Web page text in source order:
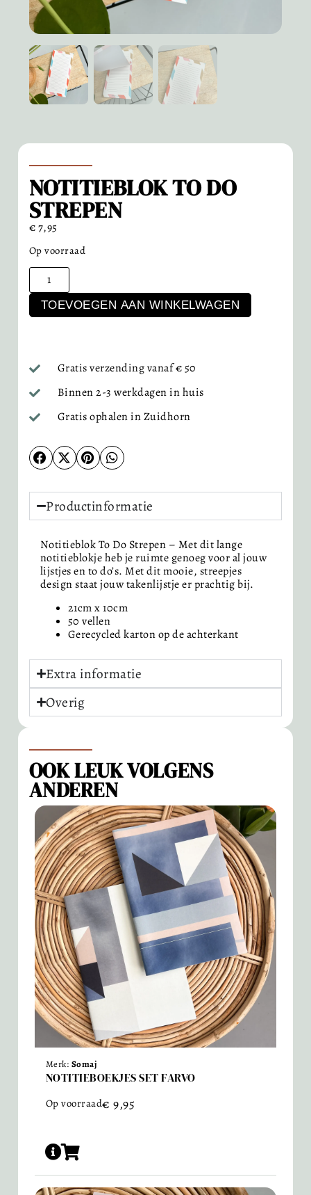
NOTITIEBLOK TO DO
STREPEN
€7,95
Op voorraad
TOEVOEGEN AAN WINKELWAGEN
Gratis verzending vanaf € 50
Binnen 2-3 werkdagen in huis
Gratis ophalen in Zuidhorn
Productinformatie
Notitieblok To Do Strepen – Met dit lange
notitieblokje heb je ruimte genoeg voor al jouw
lijstjes en to do’s. Met dit mooie, streepjes
design staat jouw takenlijstje er prachtig bij.
21cm x 10cm
50 vellen
Gerecycled karton op de achterkant
Extra informatie
Overig
OOK LEUK VOLGENS
ANDEREN
Merk: Somaj
NOTITIEBOEKJES SET FARVO
Op voorraad€ 9,95